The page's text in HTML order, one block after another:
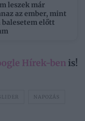
leszek már
az ember, mint
balesetem előtt
Hírek-ben is!
NAPOZÁS